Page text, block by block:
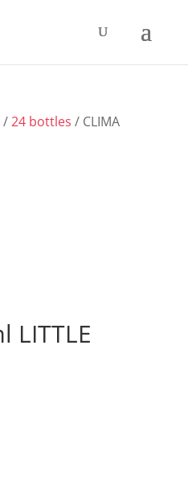
/24 bottles / CLIMA
LITTLE